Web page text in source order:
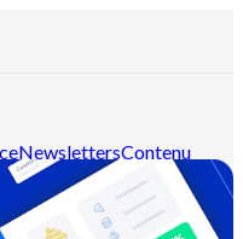
NewslettersContenu
Documentation MCP